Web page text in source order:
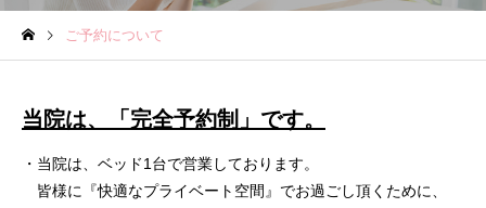
ブログ
【当院の小さな従業員】
ブログ
【笑顔が作る 穏やか
ご予約について
当院は、「完全予約制」です。
・当院は、ベッド1台で営業しております。
皆様に『快適なプライベート空間』でお過ごし頂くために、